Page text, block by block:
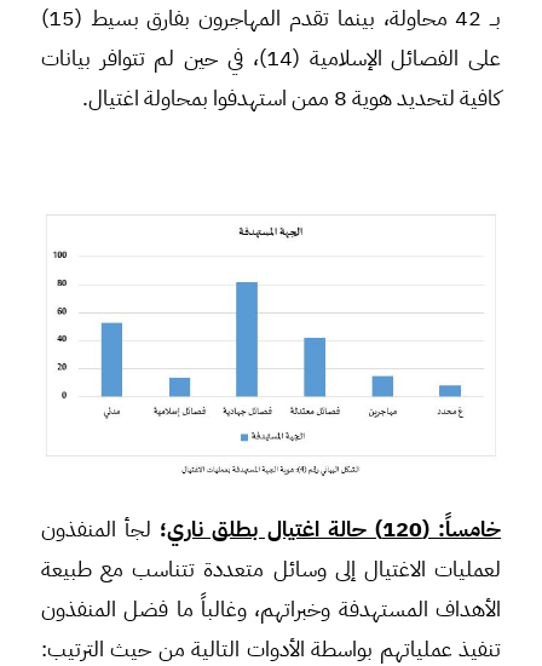
بــ 42 محاولة، بينما تقدم المهاجرون بفارق بسيط (15)
على الفصائل الإسلامية (14)، في حين لم تتوافر بيانات
كافية لتحديد هوية 8 ممن استهدفوا بمحاولة اغتيال.
خامساً: (120) حالة اغتيال بطلق ناري ؛ لجأ المنفذون
لعمليات الاغتيال إلى وسائل متعددة تتناسب مع طبيعة
الأهداف المستهدفة وخبراتهم، وغالباً ما فضل المنفذون
تنفيذ عملياتهم بواسطة الأدوات التالية من حيث الترتيب: